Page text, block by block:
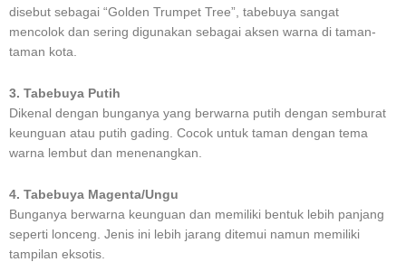
disebut sebagai “Golden Trumpet Tree”, tabebuya sangat
mencolok dan sering digunakan sebagai aksen warna di taman-
taman kota.
3. Tabebuya Putih
Dikenal dengan bunganya yang berwarna putih dengan semburat
keunguan atau putih gading. Cocok untuk taman dengan tema
warna lembut dan menenangkan.
4. Tabebuya Magenta/Ungu
Bunganya berwarna keunguan dan memiliki bentuk lebih panjang
seperti lonceng. Jenis ini lebih jarang ditemui namun memiliki
tampilan eksotis.